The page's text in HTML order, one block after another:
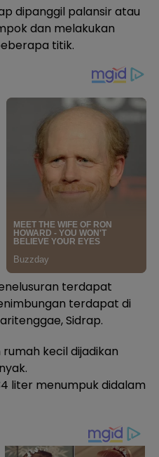
dipanggil palansir atau
dan melakukan
titik.
terdapat
terdapat di
Sidrap.
kecil dijadikan
liter menumpuk didalam